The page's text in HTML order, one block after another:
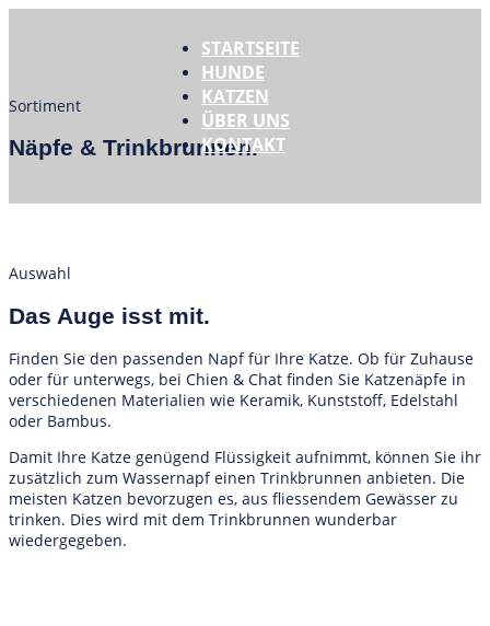
STARTSEITE
HUNDE
KATZEN
ÜBER UNS
KONTAKT
Sortiment
Näpfe & Trinkbrunnen.
Auswahl
Das Auge isst mit.
Finden Sie den passenden Napf für Ihre Katze. Ob für Zuhause
oder für unterwegs, bei Chien & Chat finden Sie Katzenäpfe in
verschiedenen Materialien wie Keramik, Kunststoff, Edelstahl
oder Bambus.
Damit Ihre Katze genügend Flüssigkeit aufnimmt, können Sie ihr
zusätzlich zum Wassernapf einen Trinkbrunnen anbieten. Die
meisten Katzen bevorzugen es, aus fliessendem Gewässer zu
trinken. Dies wird mit dem Trinkbrunnen wunderbar
wiedergegeben.